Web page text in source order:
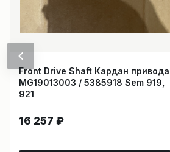
Front Drive Shaft Кардан привода
MG19013003 / 5385918 Sem 919,
921
16 257 ₽